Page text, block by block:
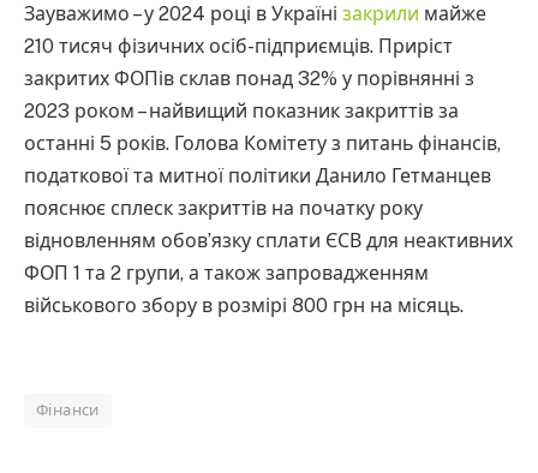
Зауважимо – у 2024 році в Україні закрили майже
210 тисяч фізичних осіб-підприємців. Приріст
закритих ФОПів склав понад 32% у порівнянні з
2023 роком – найвищий показник закриттів за
останні 5 років. Голова Комітету з питань фінансів,
податкової та митної політики Данило Гетманцев
пояснює сплеск закриттів на початку року
відновленням обов’язку сплати ЄСВ для неактивних
ФОП 1 та 2 групи, а також запровадженням
військового збору в розмірі 800 грн на місяць.
Фінанси